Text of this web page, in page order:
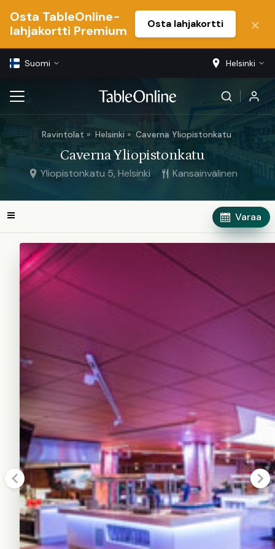
Osta TableOnline-
lahjakortti Premium
Osta lahjakortti
Suomi Helsinki
Ravintolat Helsinki Caverna Yliopistonkatu
Caverna Yliopistonkatu
Yliopistonkatu 5, Helsinki Kansainvälinen
Varaa